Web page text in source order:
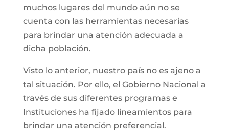
muchos lugares del mundo aún no se
cuenta con las herramientas necesarias
para brindar una atención adecuada a
dicha población.
Visto lo anterior, nuestro país no es ajeno a
tal situación. Por ello, el Gobierno Nacional a
través de sus diferentes programas e
Instituciones ha fijado lineamientos para
brindar una atención preferencial.